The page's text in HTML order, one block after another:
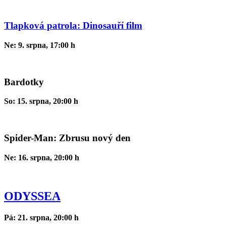
Tlapková patrola: Dinosauří film
Ne: 9. srpna, 17:00 h
Bardotky
So: 15. srpna, 20:00 h
Spider-Man: Zbrusu nový den
Ne: 16. srpna, 20:00 h
ODYSSEA
Pá: 21. srpna, 20:00 h